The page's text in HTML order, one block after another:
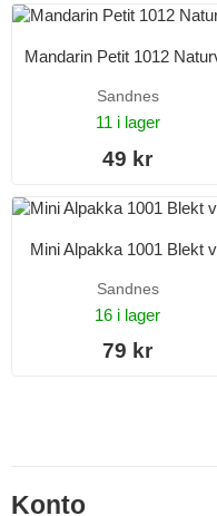
Mandarin Petit 1012
Sandnes
11 i lager
49 kr
Mini Alpakka 1001 Blekt
Sandnes
16 i lager
79 kr
Konto